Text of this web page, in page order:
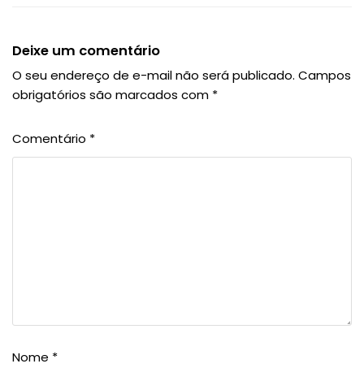
Deixe um comentário
O seu endereço de e-mail não será publicado. Campos
obrigatórios são marcados com *
Comentário *
Nome *